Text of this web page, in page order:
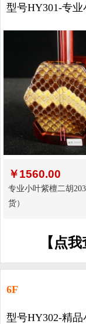
型号HY301-专
￥1560.00
专业小叶紫檀二胡
货）
【点
6F
型号HY302-精